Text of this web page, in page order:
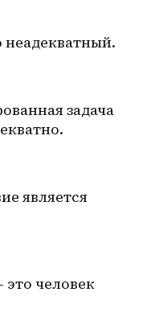
задача
является
это человек